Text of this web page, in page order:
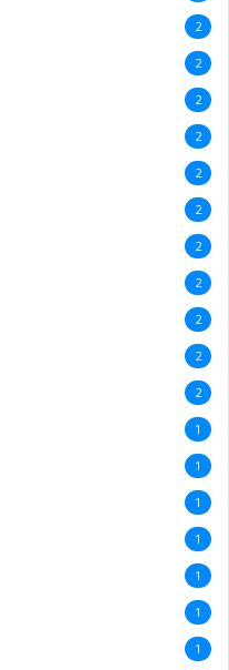
2
2
2
2
2
2
2
2
2
2
2
1
1
1
1
1
1
1